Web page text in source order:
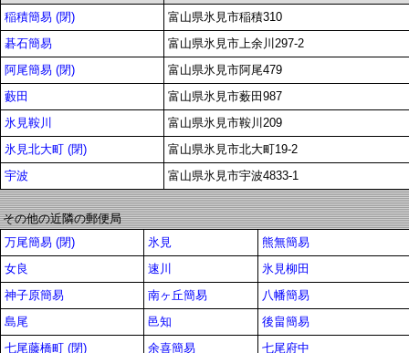
稲積簡易 (閉)
富山県氷見市稲積310
碁石簡易
富山県氷見市上余川297-2
阿尾簡易 (閉)
富山県氷見市阿尾479
藪田
富山県氷見市薮田987
氷見鞍川
富山県氷見市鞍川209
氷見北大町 (閉)
富山県氷見市北大町19-2
宇波
富山県氷見市宇波4833-1
その他の近隣の郵便局
万尾簡易 (閉)
氷見
熊無簡易
女良
速川
氷見柳田
神子原簡易
南ヶ丘簡易
八幡簡易
島尾
邑知
後畠簡易
七尾藤橋町 (閉)
余喜簡易 七尾府中